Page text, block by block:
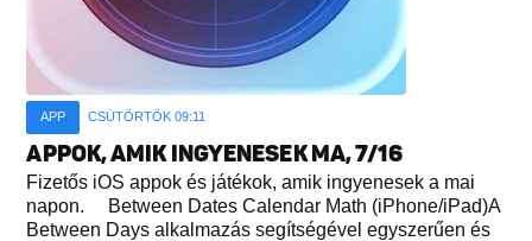
APP CSÜTÖRTÖK 09:11
APPOK, AMIK INGYENESEK MA, 7/16
Fizetős iOS appok és játékok, amik ingyenesek a mai
napon. Between Dates Calendar Math (iPhone/iPad)A
Between Days alkalmazás segítségével egyszerűen és